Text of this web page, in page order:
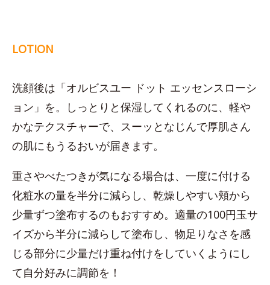
LOTION
洗顔後は「オルビスユー ドット エッセンスローシ
ョン」を。しっとりと保湿してくれるのに、軽や
かなテクスチャーで、スーッとなじんで厚肌さん
の肌にもうるおいが届きます。
重さやべたつきが気になる場合は、一度に付ける
化粧水の量を半分に減らし、乾燥しやすい頬から
少量ずつ塗布するのもおすすめ。適量の100円玉サ
イズから半分に減らして塗布し、物足りなさを感
じる部分に少量だけ重ね付けをしていくようにし
て自分好みに調節を！